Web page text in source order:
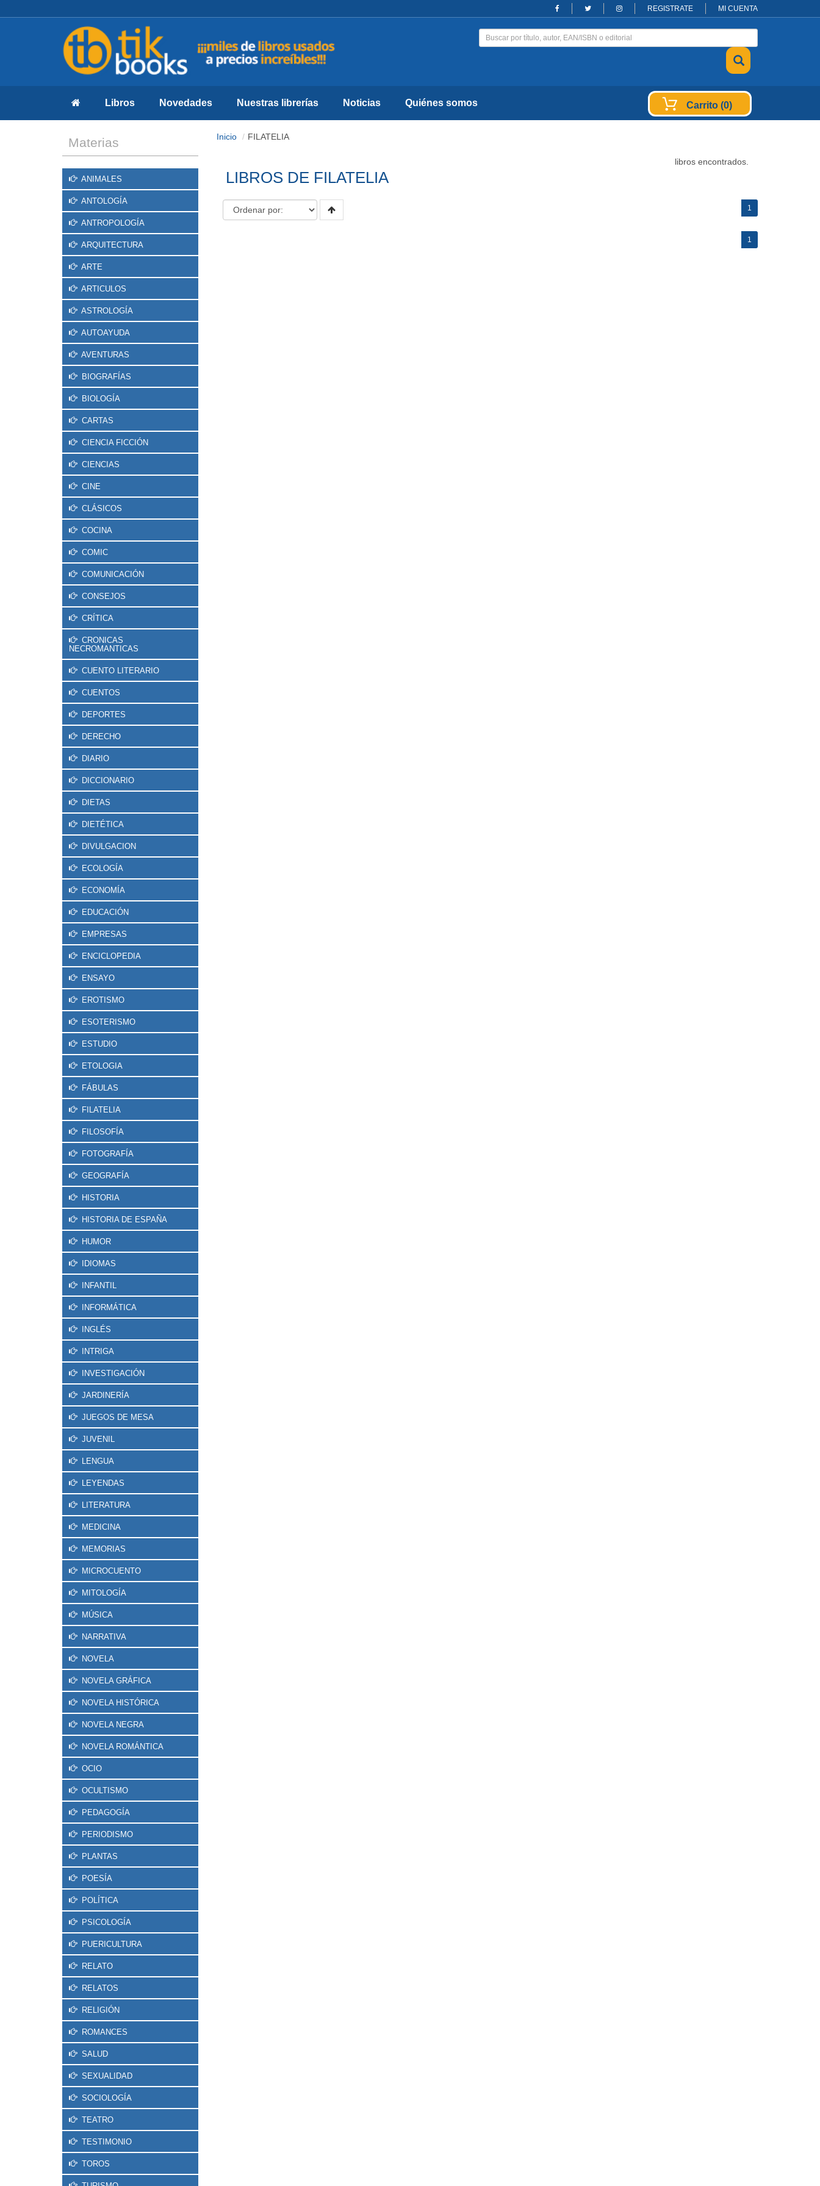
REGISTRATE MI CUENTA
Libros Novedades Nuestras librerías Noticias Quiénes somos Carrito (0)
Materias
ANIMALES
ANTOLOGÍA
ANTROPOLOGÍA
ARQUITECTURA
ARTE
ARTICULOS
ASTROLOGÍA
AUTOAYUDA
AVENTURAS
BIOGRAFÍAS
BIOLOGÍA
CARTAS
CIENCIA FICCIÓN
CIENCIAS
CINE
CLÁSICOS
COCINA
COMIC
COMUNICACIÓN
CONSEJOS
CRÍTICA
CRONICAS
NECROMANTICAS
CUENTO LITERARIO
CUENTOS
DEPORTES
DERECHO
DIARIO
DICCIONARIO
DIETAS
DIETÉTICA
DIVULGACION
ECOLOGÍA
ECONOMÍA
EDUCACIÓN
EMPRESAS
ENCICLOPEDIA
ENSAYO
EROTISMO
ESOTERISMO
ESTUDIO
ETOLOGIA
FÁBULAS
FILATELIA
FILOSOFÍA
FOTOGRAFÍA
GEOGRAFÍA
HISTORIA
HISTORIA DE ESPAÑA
HUMOR
IDIOMAS
INFANTIL
INFORMÁTICA
INGLÉS
INTRIGA
INVESTIGACIÓN
JARDINERÍA
JUEGOS DE MESA
JUVENIL
LENGUA
LEYENDAS
LITERATURA
MEDICINA
MEMORIAS
MICROCUENTO
MITOLOGÍA
MÚSICA
NARRATIVA
NOVELA
NOVELA GRÁFICA
NOVELA HISTÓRICA
NOVELA NEGRA
NOVELA ROMÁNTICA
OCIO
OCULTISMO
PEDAGOGÍA
PERIODISMO
PLANTAS
POESÍA
POLÍTICA
PSICOLOGÍA
PUERICULTURA
RELATO
RELATOS
RELIGIÓN
ROMANCES
SALUD
SEXUALIDAD
SOCIOLOGÍA
TEATRO
TESTIMONIO
TOROS
Inicio FILATELIA
libros encontrados.
LIBROS DE FILATELIA
1
1